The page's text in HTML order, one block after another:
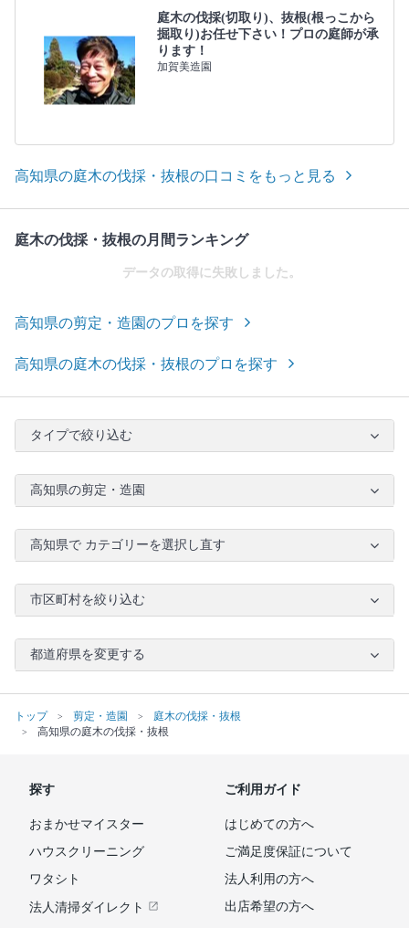
庭木の伐採(切取り)、抜根(根っこから
掘取り)お任せ下さい！プロの庭師が承
ります！
加賀美造園
高知県の庭木の伐採・抜根の口コミをもっと見る
庭木の伐採・抜根の月間ランキング
データの取得に失敗しました。
高知県の剪定・造園のプロを探す
高知県の庭木の伐採・抜根のプロを探す
タイプで絞り込む
高知県の剪定・造園
高知県で カテゴリーを選択し直す
市区町村を絞り込む
都道府県を変更する
トップ 剪定・造園
庭木の伐採・抜根
高知県の庭木の伐採・抜根
探す
おまかせマイスター
ハウスクリーニング
ワタシト
法人清掃ダイレクト
ご利用ガイド
はじめての方へ
ご満足度保証について
法人利用の方へ
出店希望の方へ